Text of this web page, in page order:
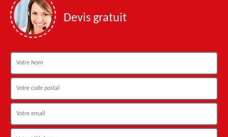
Devis gratuit